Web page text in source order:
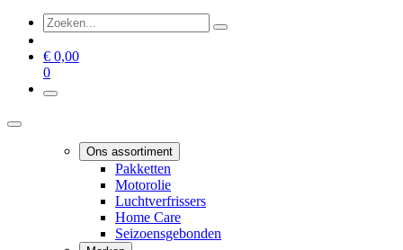
€ 0,00
0
Ons assortiment
Pakketten
Motorolie
Luchtverfrissers
Home Care
Seizoensgebonden